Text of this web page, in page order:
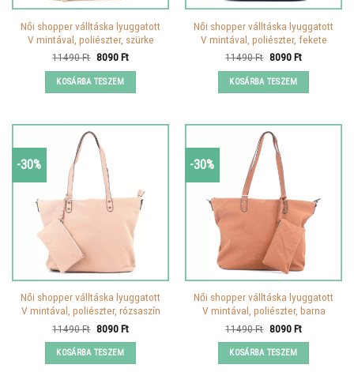
Női shopper válltáska lyuggatott
V mintával, poliészter, szürke
11490Ft Original
was:
11490 Ft.
8090FtCurrent
KOSÁRBA TESZEM
Női shopper válltáska lyuggatott
V mintával, poliészter, fekete
11490Ft Original
was:
11490 Ft.
8090FtCurrent
KOSÁRBA TESZEM
-30%
Női shopper válltáska lyuggatott
V mintával, poliészter, rózsaszín
11490Ft Original
was:
11490 Ft.
8090FtCurrent
KOSÁRBA TESZEM
-30%
Női shopper válltáska lyuggatott
V mintával, poliészter, barna
11490Ft Original
was:
11490 Ft.
8090FtCurrent
KOSÁRBA TESZEM